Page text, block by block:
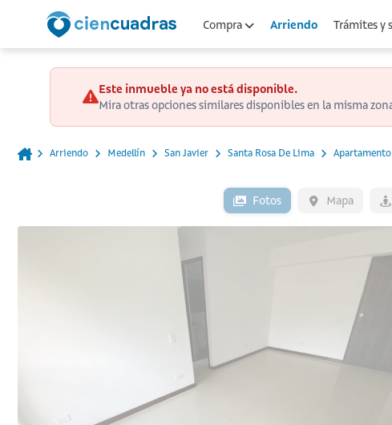
Compra Arriendo Trámites y
Este inmueble ya no está disponible.
Mira otras opciones similares disponibles en la misma
Arriendo Medellín San Javier Santa Rosa De Lima Apartamento
Fotos Mapa